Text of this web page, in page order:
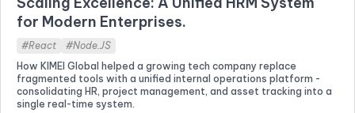
for Modern Enterprises.
#React
#Node.JS
How KIMEI Global helped a growing tech company replace
fragmented tools with a unified internal operations platform -
consolidating HR, project management, and asset tracking into a
single real-time system.